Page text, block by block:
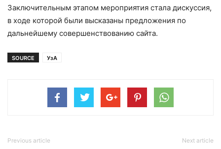
Заключительным этапом мероприятия стала дискуссия,
в ходе которой были высказаны предложения по
дальнейшему совершенствованию сайта.
SOURCE УзА
Previous article Next article